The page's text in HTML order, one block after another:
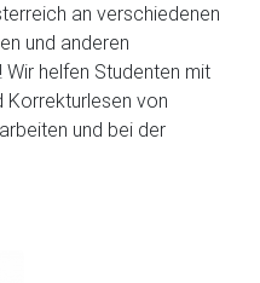
an verschiedenen
und anderen
Wir helfen Studenten mit
Korrekturlesen von
und bei der